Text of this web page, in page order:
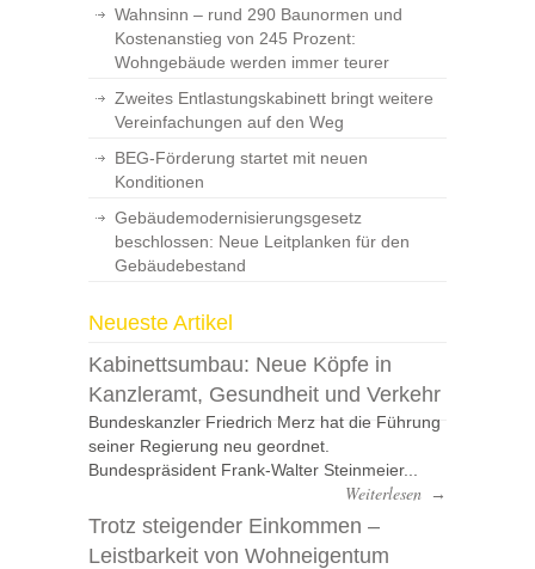
Wahnsinn – rund 290 Baunormen und
Kostenanstieg von 245 Prozent:
Wohngebäude werden immer teurer
Zweites Entlastungskabinett bringt weitere
Vereinfachungen auf den Weg
BEG-Förderung startet mit neuen
Konditionen
Gebäudemodernisierungsgesetz
beschlossen: Neue Leitplanken für den
Gebäudebestand
Neueste Artikel
Kabinettsumbau: Neue Köpfe in
Kanzleramt, Gesundheit und Verkehr
Bundeskanzler Friedrich Merz hat die Führung
seiner Regierung neu geordnet.
Bundespräsident Frank-Walter Steinmeier...
Weiterlesen →
Trotz steigender Einkommen –
Leistbarkeit von Wohneigentum